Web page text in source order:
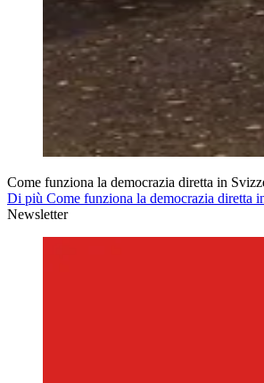
Come funziona la democrazia diretta in
Di più Come funziona la democrazia diretta
Newsletter